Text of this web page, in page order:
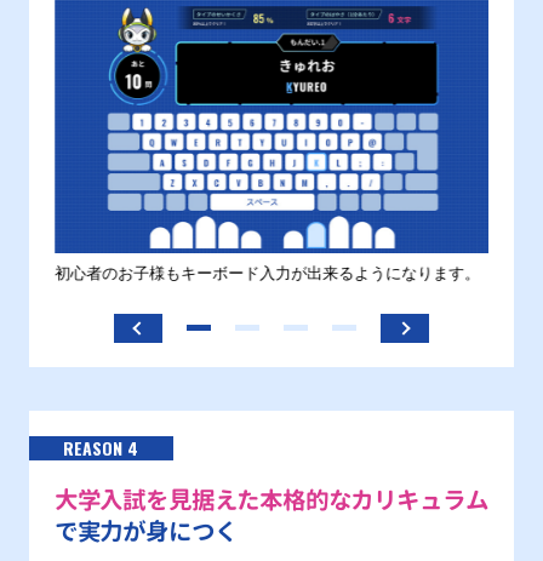
初心者のお子様もキーボード入力が出来るようになります。
REASON 4
大学入試を見据えた本格的なカリキュラム
で実力が身につく